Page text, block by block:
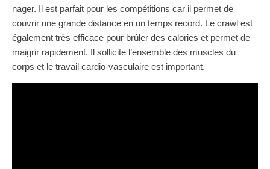
nager. Il est parfait pour les compétitions car il permet de
couvrir une grande distance en un temps record. Le crawl est
également très efficace pour brûler des calories et permet de
maigrir rapidement. Il sollicite l’ensemble des muscles du
corps et le travail cardio-vasculaire est important.